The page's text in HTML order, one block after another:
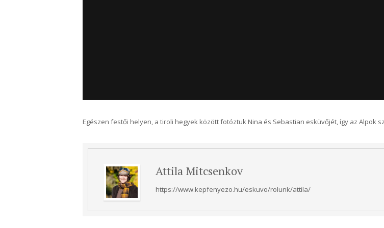
Egészen festői helyen, a tiroli hegyek között fotóztuk Nina és Sebastian esküvőjét, így az Alpok
Attila Mitcsenkov
https://www.kepfenyezo.hu/eskuvo/rolunk/attila/